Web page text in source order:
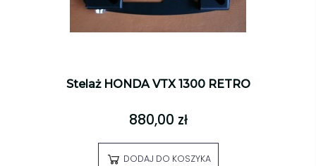
Stelaż HONDA VTX 1300 RETRO
880,00 zł
DODAJ DO KOSZYKA